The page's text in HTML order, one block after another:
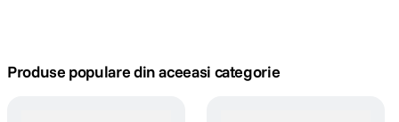
trepied telefon
Produse populare din aceeasi categorie